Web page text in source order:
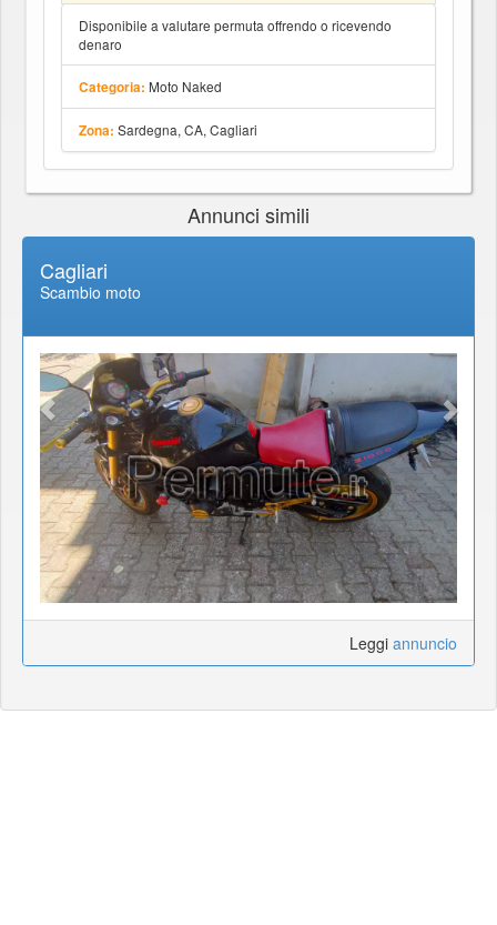
Disponibile a valutare permuta offrendo o ricevendo
denaro
Categoria: Moto Naked
Zona: Sardegna, CA, Cagliari
Annunci simili
Cagliari
Scambio moto
Leggi annuncio